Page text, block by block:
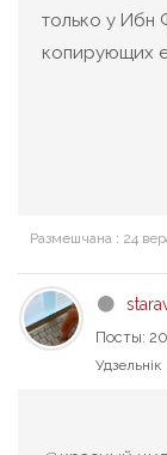
только у Ибн
копирующих
Размешчана : 24
Посты:
Удзельнік